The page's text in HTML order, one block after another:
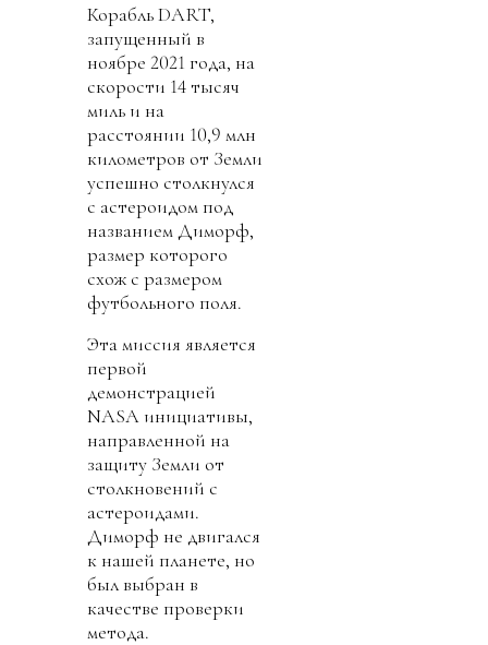
Корабль DART,
запущенный в
ноябре 2021 года, на
скорости 14 тысяч
миль и на
расстоянии 10,9 млн
километров от Земли
успешно столкнулся
с астероидом под
названием Диморф,
размер которого
схож с размером
футбольного поля.
Эта миссия является
первой
демонстрацией
NASA инициативы,
направленной на
защиту Земли от
столкновений с
астероидами.
Диморф не двигался
к нашей планете, но
был выбран в
качестве проверки
метода.